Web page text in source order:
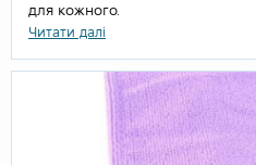
для кожного.
Читати далі